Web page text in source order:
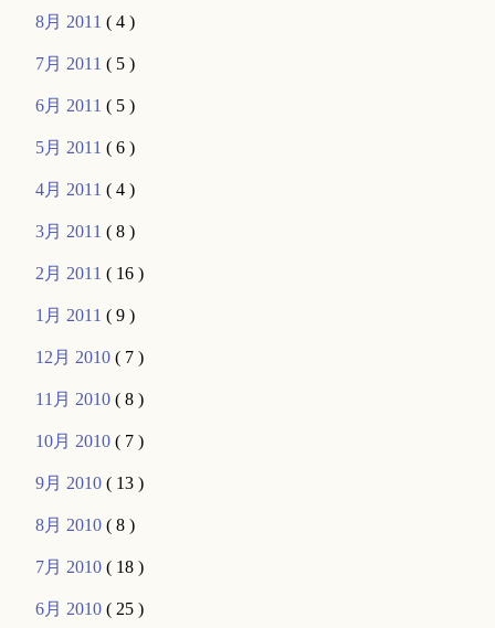
8月 2011( 4 )
7月 2011( 5 )
6月 2011( 5 )
5月 2011( 6 )
4月 2011( 4 )
3月 2011( 8 )
2月 2011( 16 )
1月 2011( 9 )
12月 2010( 7 )
11月 2010( 8 )
10月 2010( 7 )
9月 2010( 13 )
8月 2010( 8 )
7月 2010( 18 )
6月 2010( 25 )